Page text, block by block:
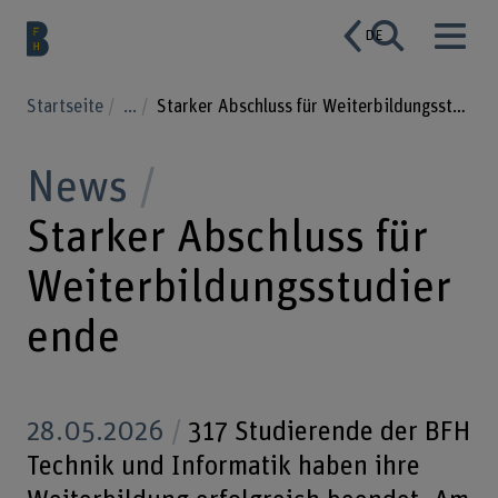
DE
Startseite ... Starker Abschluss für Weiterbildungsstudierende
News
Starker Abschluss für
Weiterbildungsstudier
ende
28.05.2026
317 Studierende der BFH
Technik und Informatik haben ihre